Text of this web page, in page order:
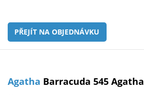
PŘEJÍT NA OBJEDNÁVKU
Agatha Barracuda 545 Agatha